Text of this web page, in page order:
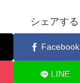
シェアする
Facebook
LINE